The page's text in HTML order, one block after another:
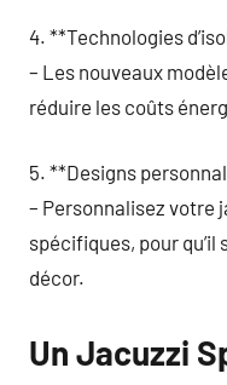
4. **Technologies
– Les nouveaux
réduire les coûts
5. **Designs
– Personnalisez votre
spécifiques, pour
décor.
Un Jacuzzi